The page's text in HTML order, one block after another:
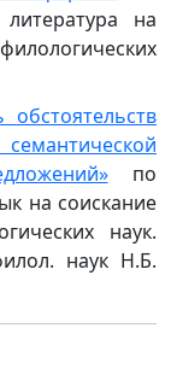
на
обстоятельств
по
на соискание
наук.
наук Н.Б.